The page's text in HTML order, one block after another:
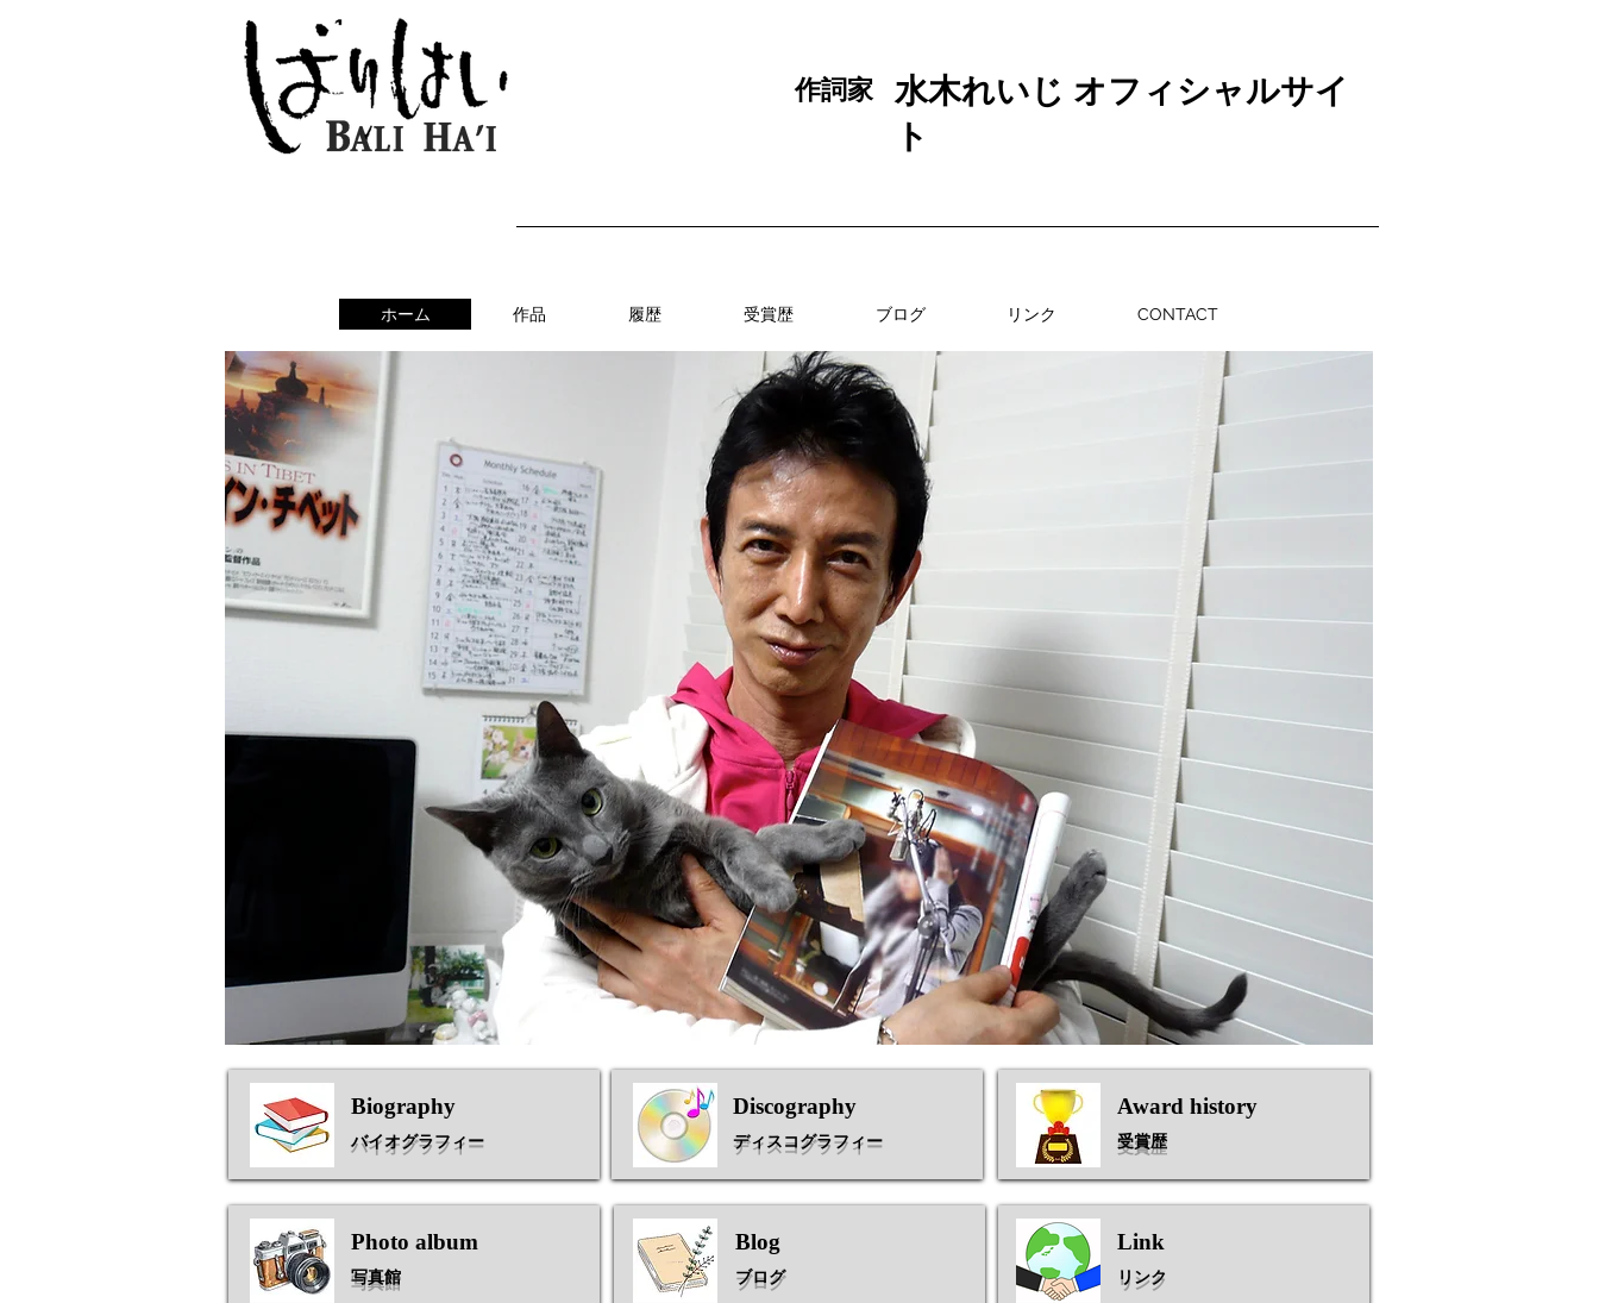
作詞家
水木れいじ オフィシャルサイ
ト
ホーム 作品 履歴 受賞歴 ブログ リンク CONTACT
Biography
バイオグラフィー
Discography
​ディスコグラフィー​
Award history
受賞歴
Photo album
​写真館
Blog
ブログ
Link
​リンク